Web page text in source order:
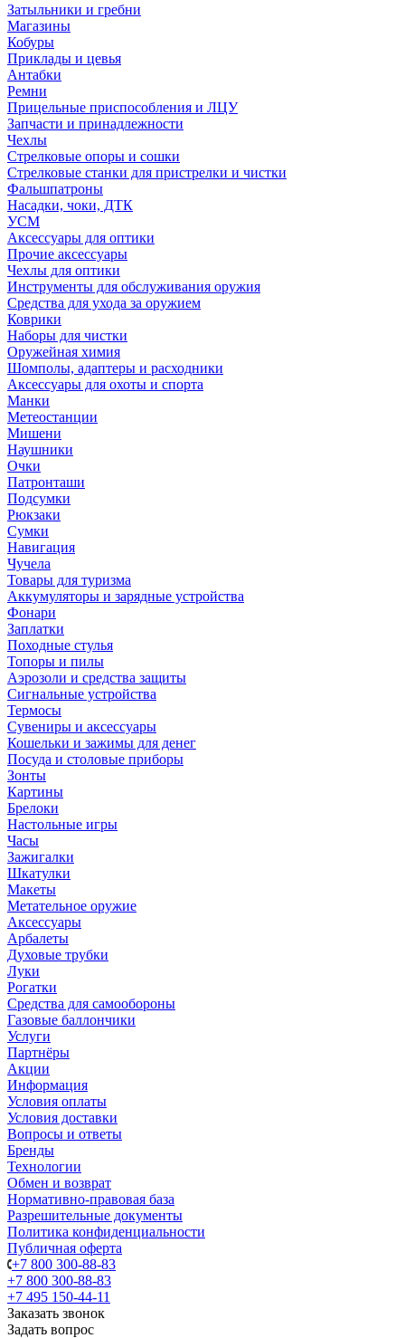
Затыльники и гребни
Магазины
Кобуры
Приклады и цевья
Антабки
Ремни
Прицельные приспособления и ЛЦУ
Запчасти и принадлежности
Чехлы
Стрелковые опоры и сошки
Стрелковые станки для пристрелки и чистки
Фальшпатроны
Насадки, чоки, ДТК
УСМ
Аксессуары для оптики
Прочие аксессуары
Чехлы для оптики
Инструменты для обслуживания оружия
Средства для ухода за оружием
Коврики
Наборы для чистки
Оружейная химия
Шомполы, адаптеры и расходники
Аксессуары для охоты и спорта
Манки
Метеостанции
Мишени
Наушники
Очки
Патронташи
Подсумки
Рюкзаки
Сумки
Навигация
Чучела
Товары для туризма
Аккумуляторы и зарядные устройства
Фонари
Заплатки
Походные стулья
Топоры и пилы
Аэрозоли и средства защиты
Сигнальные устройства
Термосы
Сувениры и аксессуары
Кошельки и зажимы для денег
Посуда и столовые приборы
Зонты
Картины
Брелоки
Настольные игры
Часы
Зажигалки
Шкатулки
Макеты
Метательное оружие
Аксессуары
Арбалеты
Духовые трубки
Луки
Рогатки
Средства для самообороны
Газовые баллончики
Услуги
Партнёры
Акции
Информация
Условия оплаты
Условия доставки
Вопросы и ответы
Бренды
Технологии
Обмен и возврат
Нормативно-правовая база
Разрешительные документы
Политика конфиденциальности
Публичная оферта
+7 800 300-88-83
+7 800 300-88-83
+7 495 150-44-11
Заказать звонок
Задать вопрос